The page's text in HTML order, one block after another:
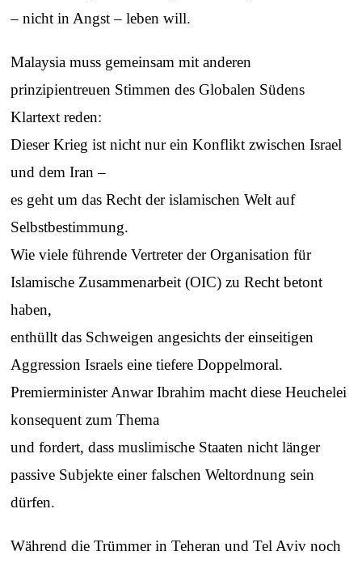
– nicht in Angst – leben will.
Malaysia muss gemeinsam mit anderen
prinzipientreuen Stimmen des Globalen Südens
Klartext reden:
Dieser Krieg ist nicht nur ein Konflikt zwischen Israel
und dem Iran –
es geht um das Recht der islamischen Welt auf
Selbstbestimmung.
Wie viele führende Vertreter der Organisation für
Islamische Zusammenarbeit (OIC) zu Recht betont
haben,
enthüllt das Schweigen angesichts der einseitigen
Aggression Israels eine tiefere Doppelmoral.
Premierminister Anwar Ibrahim macht diese Heuchelei
konsequent zum Thema
und fordert, dass muslimische Staaten nicht länger
passive Subjekte einer falschen Weltordnung sein
dürfen.
Während die Trümmer in Teheran und Tel Aviv noch